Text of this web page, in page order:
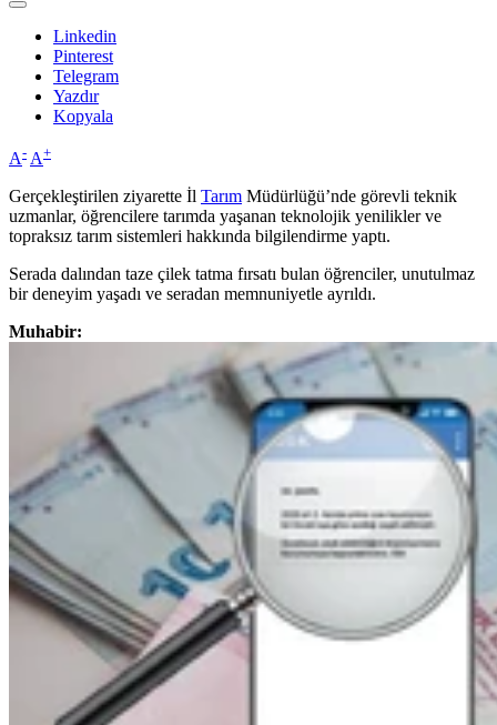
Linkedin
Pinterest
Telegram
Yazdır
Kopyala
A- A+
Gerçekleştirilen ziyarette İl Tarım Müdürlüğü’nde görevli teknik
uzmanlar, öğrencilere tarımda yaşanan teknolojik yenilikler ve
topraksız tarım sistemleri hakkında bilgilendirme yaptı.
Serada dalından taze çilek tatma fırsatı bulan öğrenciler, unutulmaz
bir deneyim yaşadı ve seradan memnuniyetle ayrıldı.
Muhabir: